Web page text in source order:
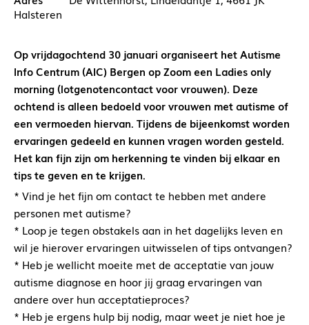
Halsteren
Op vrijdagochtend 30 januari organiseert het Autisme
Info Centrum (AIC) Bergen op Zoom een Ladies only
morning (lotgenotencontact voor vrouwen). Deze
ochtend is alleen bedoeld voor vrouwen met autisme of
een vermoeden hiervan. Tijdens de bijeenkomst worden
ervaringen gedeeld en kunnen vragen worden gesteld.
Het kan fijn zijn om herkenning te vinden bij elkaar en
tips te geven en te krijgen.
* Vind je het fijn om contact te hebben met andere
personen met autisme?
* Loop je tegen obstakels aan in het dagelijks leven en
wil je hierover ervaringen uitwisselen of tips ontvangen?
* Heb je wellicht moeite met de acceptatie van jouw
autisme diagnose en hoor jij graag ervaringen van
andere over hun acceptatieproces?
* Heb je ergens hulp bij nodig, maar weet je niet hoe je